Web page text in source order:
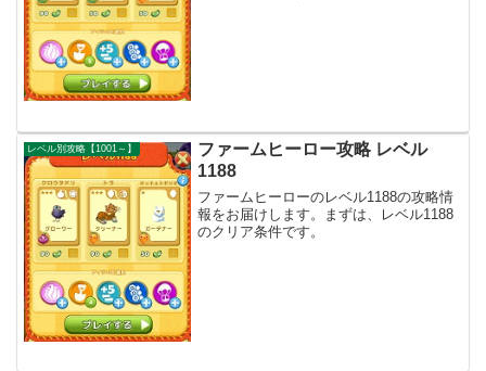
レベル別攻略【1001～】
ファームヒーロー攻略 レベル
1188
ファームヒーローのレベル1188の攻略情
報をお届けします。まずは、レベル1188
のクリア条件です。